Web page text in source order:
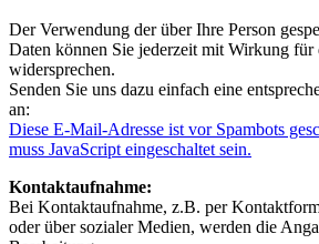
Der Verwendung der über Ihre Person
Daten können Sie jederzeit mit Wirkung
widersprechen.
Senden Sie uns dazu einfach eine
an:
Diese E-Mail-Adresse ist vor Spambots
muss JavaScript eingeschaltet sein.
Kontaktaufnahme:
Bei Kontaktaufnahme, z.B. per
oder über sozialer Medien, werden die